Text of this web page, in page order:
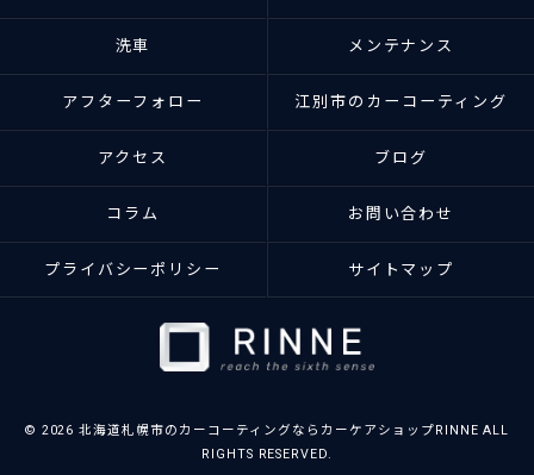
洗車 メンテナンス
アフターフォロー 江別市のカーコーティング
アクセス ブログ
コラム お問い合わせ
プライバシーポリシー サイトマップ
© 2026 北海道札幌市のカーコーティングならカーケアショップRINNE ALL
RIGHTS RESERVED.